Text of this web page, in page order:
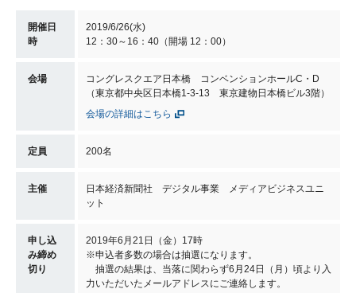
開催日
時
2019/6/26(水)
12：30～16：40（開場 12：00）
会場
コングレスクエア日本橋 コンベンションホールC・D
（東京都中央区日本橋1-3-13 東京建物日本橋ビル3階）
会場の詳細はこちら
定員 200名
主催
日本経済新聞社 デジタル事業 メディアビジネスユニ
ット
申し込
み締め
切り
2019年6月21日（金）17時
※申込者多数の場合は抽選になります。
抽選の結果は、当落に関わらず6月24日（月）頃より入
力いただいたメールアドレスにご連絡します。